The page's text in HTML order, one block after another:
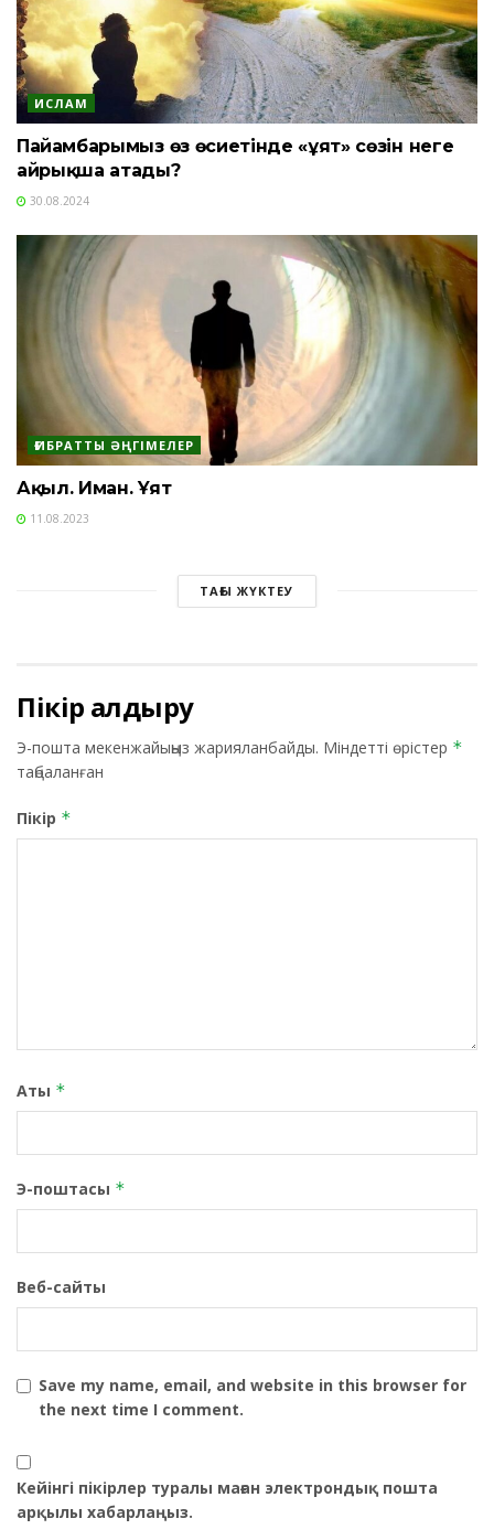
ИСЛАМ
Пайғамбарымыз өз өсиетінде «ұят» сөзін неге
айрықша атады?
30.08.2024
ҒИБРАТТЫ ӘҢГІМЕЛЕР
Ақыл. Иман. Ұят
11.08.2023
ТАҒЫ ЖҮКТЕУ
Пікір қалдыру
Э-пошта мекенжайыңыз жарияланбайды. Міндетті өрістер *
таңбаланған
Пікір *
Аты *
Э-поштасы *
Веб-сайты
Save my name, email, and website in this browser for
the next time I comment.
Кейінгі пікірлер туралы маған электрондық пошта
арқылы хабарлаңыз.